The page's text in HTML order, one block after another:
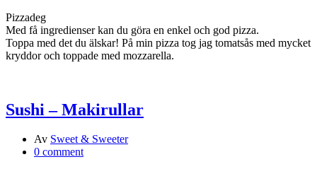
Pizzadeg
Med få ingredienser kan du göra en enkel och god pizza.
Toppa med det du älskar! På min pizza tog jag tomatsås med mycket
kryddor och toppade med mozzarella.
Sushi – Makirullar
Av Sweet & Sweeter
0 comment